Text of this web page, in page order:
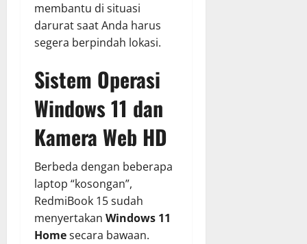
membantu di situasi
darurat saat Anda harus
segera berpindah lokasi.
Sistem Operasi
Windows 11 dan
Kamera Web HD
Berbeda dengan beberapa
laptop “kosongan”,
RedmiBook 15 sudah
menyertakan Windows 11
Homesecara bawaan.